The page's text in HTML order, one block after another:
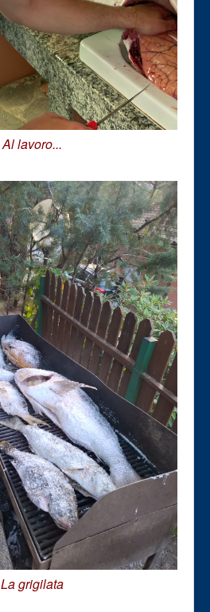
Al lavoro...
La grigilata